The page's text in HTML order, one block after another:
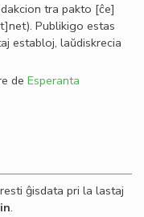
tra pakto [ĉe]
. Publikigo estas
establoj, laŭdiskrecia
de Esperanta
ĝisdata pri la lastaj
.